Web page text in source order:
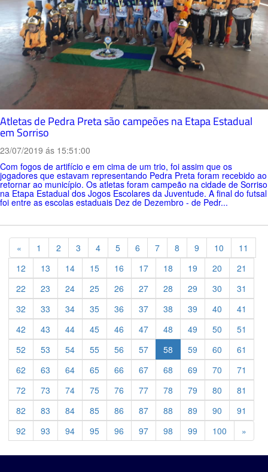
Atletas de Pedra Preta são campeões na Etapa Estadual
em Sorriso
23/07/2019 ás 15:51:00
Com fogos de artifício e em cima de um trio, foi assim que os
jogadores que estavam representando Pedra Preta foram recebido ao
retornar ao município. Os atletas foram campeão na cidade de Sorriso
na Etapa Estadual dos Jogos Escolares da Juventude. A final do futsal
foi entre as escolas estaduais Dez de Dezembro - de Pedr...
« Previous
1 2 3 4 5 6 7 8 9 10
11
12
13 14 15 16 17 18 19 20
21
22
23 24 25 26 27 28 29 30
31
32
33 34 35 36 37 38 39 40
41
42
43 44 45 46 47 48 49 50
51
52
53 54 55 56 57 58 59 60
61
62
63 64 65 66 67 68 69 70
71
72
73 74 75 76 77 78 79 80
81
82
83 84 85 86 87 88 89 90
91
92
93 94 95 96 97 98 99 100 »